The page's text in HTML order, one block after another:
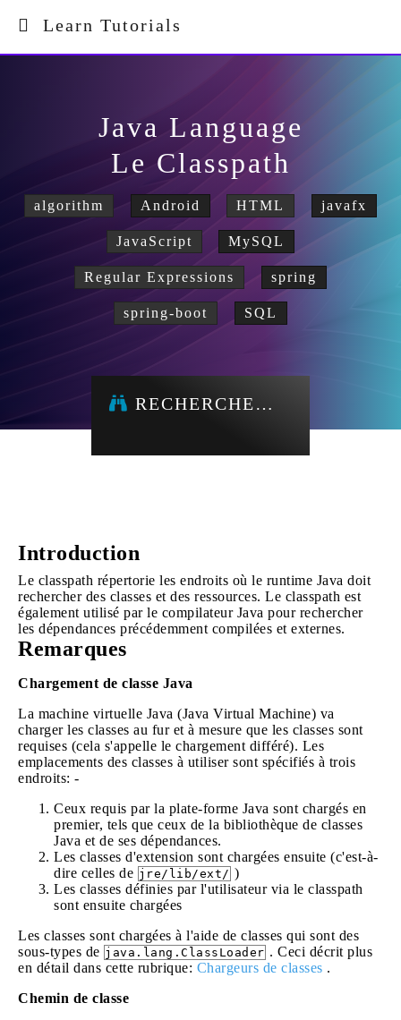
Learn Tutorials
Java Language
Le Classpath
algorithm Android HTML javafx
JavaScript MySQL
Regular Expressions spring
spring-boot SQL
RECHERCHE…
Introduction
Le classpath répertorie les endroits où le runtime Java doit
rechercher des classes et des ressources. Le classpath est
également utilisé par le compilateur Java pour rechercher
les dépendances précédemment compilées et externes.
Remarques
Chargement de classe Java
La machine virtuelle Java (Java Virtual Machine) va
charger les classes au fur et à mesure que les classes sont
requises (cela s'appelle le chargement différé). Les
emplacements des classes à utiliser sont spécifiés à trois
endroits: -
Ceux requis par la plate-forme Java sont chargés en
premier, tels que ceux de la bibliothèque de classes
Java et de ses dépendances.
Les classes d'extension sont chargées ensuite (c'est-à-
dire celles de jre/lib/ext/ )
Les classes définies par l'utilisateur via le classpath
sont ensuite chargées
Les classes sont chargées à l'aide de classes qui sont des
sous-types de java.lang.ClassLoader . Ceci décrit plus
en détail dans cette rubrique: Chargeurs de classes .
Chemin de classe